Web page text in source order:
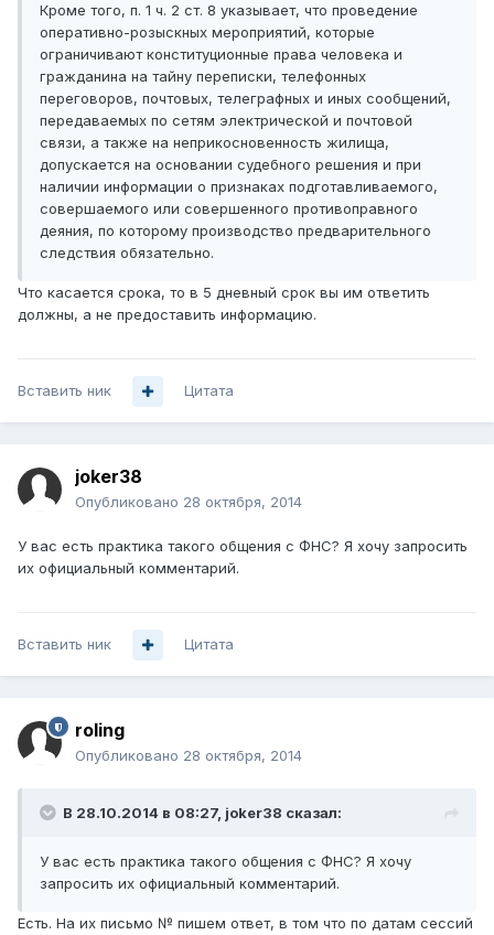
Кроме того, п. 1 ч. 2 ст. 8 указывает, что проведение
оперативно-розыскных мероприятий, которые
ограничивают конституционные права человека и
гражданина на тайну переписки, телефонных
переговоров, почтовых, телеграфных и иных сообщений,
передаваемых по сетям электрической и почтовой
связи, а также на неприкосновенность жилища,
допускается на основании судебного решения и при
наличии информации о признаках подготавливаемого,
совершаемого или совершенного противоправного
деяния, по которому производство предварительного
следствия обязательно.
Что касается срока, то в 5 дневный срок вы им ответить
должны, а не предоставить информацию.
Вставить ник Цитата
joker38
Опубликовано 28 октября, 2014
У вас есть практика такого общения с ФНС? Я хочу запросить
их официальный комментарий.
Вставить ник Цитата
roling
Опубликовано 28 октября, 2014
В 28.10.2014 в 08:27, joker38 сказал:
У вас есть практика такого общения с ФНС? Я хочу
запросить их официальный комментарий.
Есть. На их письмо № пишем ответ, в том что по датам сессий